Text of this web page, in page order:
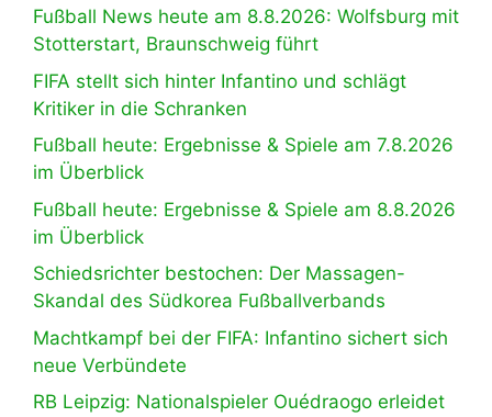
Fußball News heute am 8.8.2026: Wolfsburg mit
Stotterstart, Braunschweig führt
FIFA stellt sich hinter Infantino und schlägt
Kritiker in die Schranken
Fußball heute: Ergebnisse & Spiele am 7.8.2026
im Überblick
Fußball heute: Ergebnisse & Spiele am 8.8.2026
im Überblick
Schiedsrichter bestochen: Der Massagen-
Skandal des Südkorea Fußballverbands
Machtkampf bei der FIFA: Infantino sichert sich
neue Verbündete
RB Leipzig: Nationalspieler Ouédraogo erleidet